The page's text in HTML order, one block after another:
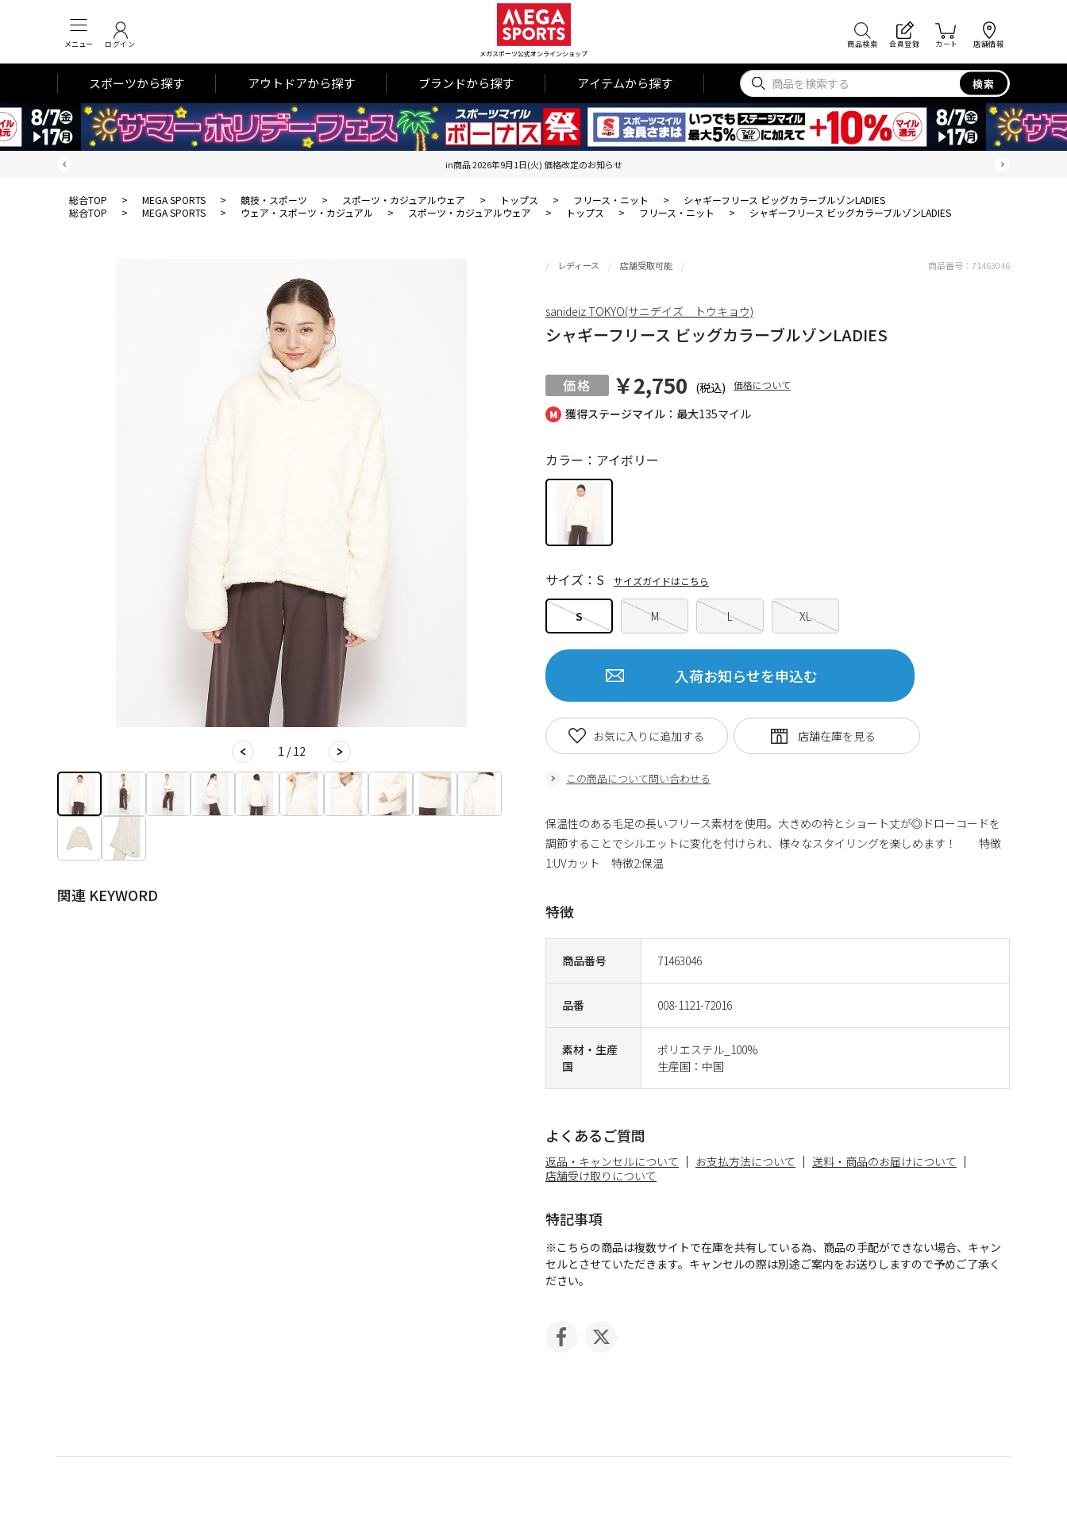
メニュー ログイン
メガスポーツ公式オンラインショップ
商品検索 会員登録 カート 店舗情報
スポーツから探す アウトドアから探す ブランドから探す アイテムから探す 検索
in商品 2026年9月1日(火) 価格改定のお知らせ
総合TOP > MEGA SPORTS > 競技・スポーツ > スポーツ・カジュアルウェア > トップス > フリース・ニット >
シャギーフリース ビッグカラーブルゾンLADIES
総合TOP
> MEGA SPORTS > ウェア・スポーツ・カジュアル > スポーツ・カジュアルウェア > トップス > フリース・ニット > シャギーフリース ビッグカラーブルゾンLADIES
1 / 12
関連 KEYWORD
獲得ステージマイル：最大135マイル
レディース 店舗受取可能
シャギーフリース ビッグカラーブルゾンLADIES
￥2,750 (税込) 価格について
商品番号 71463046
品番 008-1121-72016
素材・生産
国
ポリエステル_100%
生産国：中国
カラー：アイボリー
S M L XL
サイズ：S サイズガイドはこちら
入荷お知らせを申込む
この商品について問い合わせる
お気に入りに追加する
商品番号： 71463046
sanideiz TOKYO(サニデイズ トウキョウ)
保温性のある毛足の長いフリース素材を使用。大きめの衿とショート丈が◎ドローコードを
調節することでシルエットに変化を付けられ、様々なスタイリングを楽しめます！ 特徴
1:UVカット 特徴2:保温
特徴
よくあるご質問
返品・キャンセルについて お支払方法について
送料・商品のお届けについて
店舗受け取りについて
特記事項
※こちらの商品は複数サイトで在庫を共有している為、商品の手配ができない場合、キャン
セルとさせていただきます。キャンセルの際は別途ご案内をお送りしますので予めご了承く
ださい。